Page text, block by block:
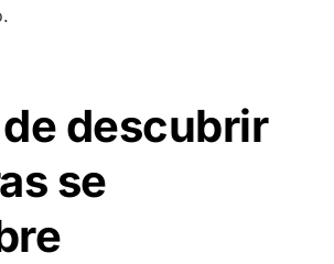
descubrir
se